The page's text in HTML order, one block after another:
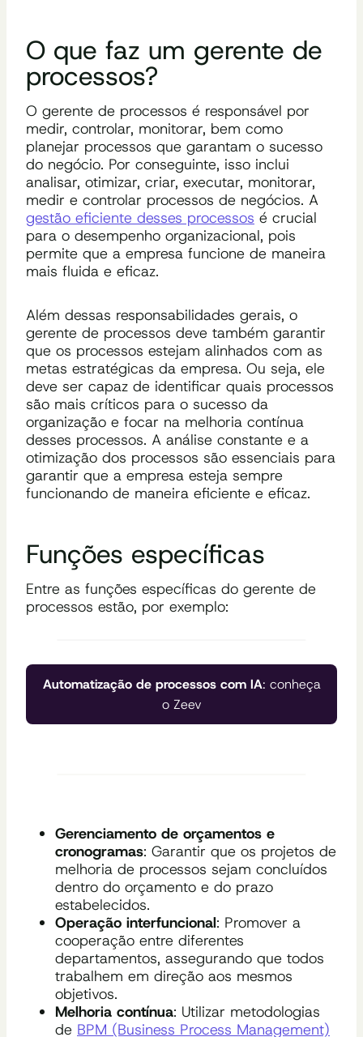
O que faz um gerente de
processos?
O gerente de processos é responsável por
medir, controlar, monitorar, bem como
planejar processos que garantam o sucesso
do negócio. Por conseguinte, isso inclui
analisar, otimizar, criar, executar, monitorar,
medir e controlar processos de negócios. A
gestão eficiente desses processos é crucial
para o desempenho organizacional, pois
permite que a empresa funcione de maneira
mais fluida e eficaz.
Além dessas responsabilidades gerais, o
gerente de processos deve também garantir
que os processos estejam alinhados com as
metas estratégicas da empresa. Ou seja, ele
deve ser capaz de identificar quais processos
são mais críticos para o sucesso da
organização e focar na melhoria contínua
desses processos. A análise constante e a
otimização dos processos são essenciais para
garantir que a empresa esteja sempre
funcionando de maneira eficiente e eficaz.
Funções específicas
Entre as funções específicas do gerente de
processos estão, por exemplo:
Automatização de processos com IA: conheça
o Zeev
Gerenciamento de orçamentos e
cronogramas: Garantir que os projetos de
melhoria de processos sejam concluídos
dentro do orçamento e do prazo
estabelecidos.
Operação interfuncional: Promover a
cooperação entre diferentes
departamentos, assegurando que todos
trabalhem em direção aos mesmos
objetivos.
Melhoria contínua: Utilizar metodologias
de BPM (Business Process Management)